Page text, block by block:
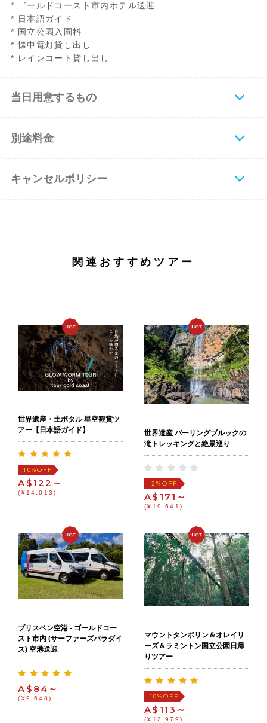
* ゴールドコースト市内ホテル送迎
* 日本語ガイド
* 国立公園入園料
* 懐中電灯貸し出し
* レインコート貸し出し
当日用意するもの
別途料金
キャンセルポリシー
関連おすすめツアー
世界遺産・土ボタル 星空観賞ツ
アー【日本語ガイド】
10%OFF
A$122～
(¥14,013)
世界遺産 パーリングブルックの
滝トレッキングと絶景巡り
2% OFF
A$171～
(¥19,641)
ブリスベン空港 - ゴールドコー
スト市内 (サーファーズパラダイ
ス) 空港送迎
A$84～
(¥9,648)
マウントタンボリン＆オレイリ
ーズ＆ラミントン国立公園日帰
りツアー
10% OFF
A$113～
(¥12,979)